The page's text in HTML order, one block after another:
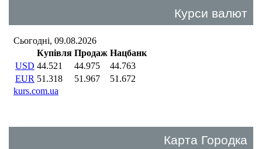
Курси валют
Карта Городка